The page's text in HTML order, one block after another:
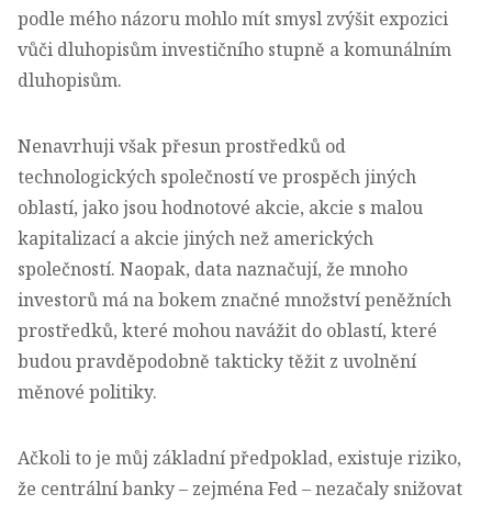
podle mého názoru mohlo mít smysl zvýšit expozici
vůči dluhopisům investičního stupně a komunálním
dluhopisům.
Nenavrhuji však přesun prostředků od
technologických společností ve prospěch jiných
oblastí, jako jsou hodnotové akcie, akcie s malou
kapitalizací a akcie jiných než amerických
společností. Naopak, data naznačují, že mnoho
investorů má na bokem značné množství peněžních
prostředků, které mohou navážit do oblastí, které
budou pravděpodobně takticky těžit z uvolnění
měnové politiky.
Ačkoli to je můj základní předpoklad, existuje riziko,
že centrální banky – zejména Fed – nezačaly snižovat